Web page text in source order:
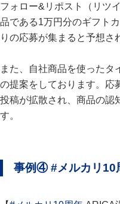
フォロー&リポスト（リツ
品である1万円分のギフト
りの応募が集まると予想さ
また、自社商品を使ったタ
の提案をしております。応
投稿が拡散され、商品の認
す
事例④ #メルカリ10